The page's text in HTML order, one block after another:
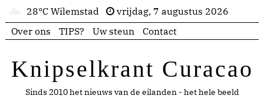
28°C Wilemstad
vrijdag, 7 augustus 2026
Over ons
TIPS? Uw steun Contact
Knipselkrant Curacao
Sinds 2010 het nieuws van de eilanden - het hele beeld